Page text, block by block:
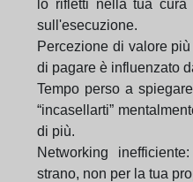
lo rifletti nella tua cura
sull'esecuzione.
Percezione di valore
di pagare è influenzato
Tempo perso a
“incasellarti”
di più.
Networking
strano, non per la tua